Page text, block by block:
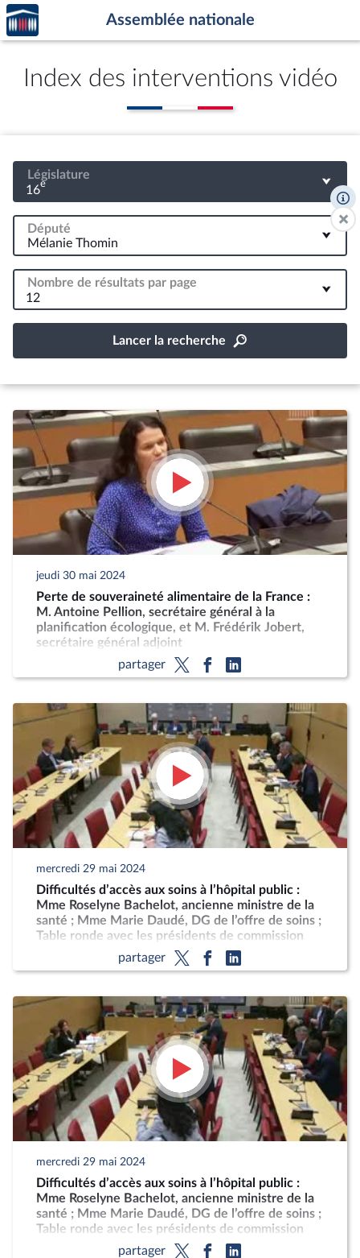
Aller au contenu
Aller en bas de la page
Accèder
à la
page
Assemblée nationale
Index des interventions vidéo
Législature
16e
Député
Nombre de résultats par page
12
Lancer la recherche
jeudi 30 mai 2024
Perte de souveraineté alimentaire de la France :
M. Antoine Pellion, secrétaire général à la
planification écologique, et M. Frédérik Jobert,
secrétaire général adjoint
partager
mercredi 29 mai 2024
Difficultés d’accès aux soins à l’hôpital public :
Mme Roselyne Bachelot, ancienne ministre de la
santé ; Mme Marie Daudé, DG de l’offre de soins ;
Table ronde avec les présidents de commission
médicale d’établissement et les directeurs
partager
mercredi 29 mai 2024
Difficultés d’accès aux soins à l’hôpital public :
Mme Roselyne Bachelot, ancienne ministre de la
santé ; Mme Marie Daudé, DG de l’offre de soins ;
Table ronde avec les présidents de commission
médicale d’établissement et les directeurs
partager